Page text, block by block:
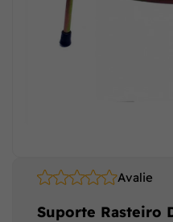
Avalie
Suporte Rasteiro